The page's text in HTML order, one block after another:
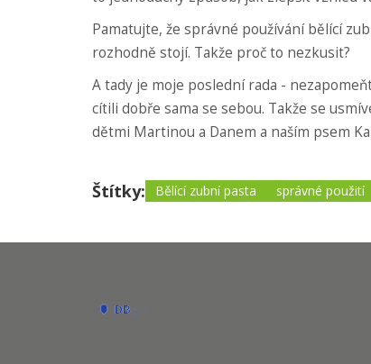
Pamatujte, že správné používání bělící
rozhodně stojí. Takže proč to nezkusit?
A tady je moje poslední rada -
cítili dobře sama se sebou. Takže se
dětmi Martinou a Danem a naším psem
Štítky: Bělící zubní pasta správné použití